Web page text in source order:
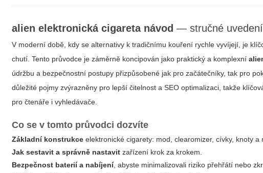
alien elektronická cigareta návod — stručné
V moderní době, kdy se alternativy k tradičnímu kouření rychle vyvíjejí, je
chutí. Tento průvodce je záměrně koncipován jako praktický a komplexní
údržbu a bezpečnostní postupy přizpůsobené jak pro začátečníky, tak pro
důležité pojmy zvýrazněny pro lepší čitelnost a SEO optimalizaci, takže
pro čtenáře i vyhledávače.
Co se v tomto průvodci dozvíte
Základní konstrukce elektronické cigarety: mod, clearomizer, cívky, knoty a
Jak sestavit a správně nastavit zařízení krok za krokem.
Bezpečnost baterií a nabíjení, abyste minimalizovali riziko přehřátí nebo